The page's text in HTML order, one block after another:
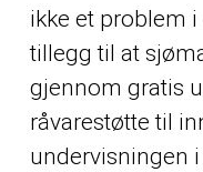
ikke et problem
tillegg til at
gjennom gratis
råvarestøtte til
undervisningen